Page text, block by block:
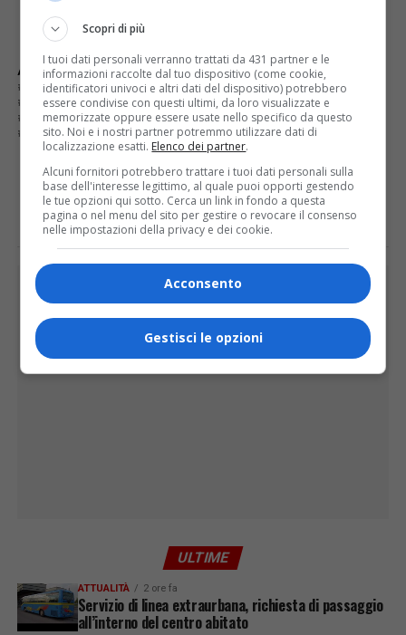
ARGOMENTI CORRELATI:
ALPIN E PUETI DLA VALL
CELEBRAZIONI PATRONALI
CIVICO
COMITATO PRO CHIESA CUCCO
CORO ALPIN DAL ROSA
GRUPPO ALPINI DI VARALLO
SANTA BARBARA AL CUCCO
VARALLO
E TU COSA NE PENSI?
PUBBLICITÀ
ULTIME
ATTUALITÀ 2 ore fa
Servizio di linea extraurbana, richiesta di passaggio
all’interno del centro abitato
Scopri di più
I tuoi dati personali verranno trattati da 431 partner e le
informazioni raccolte dal tuo dispositivo (come cookie,
identificatori univoci e altri dati del dispositivo) potrebbero
essere condivise con questi ultimi, da loro visualizzate e
memorizzate oppure essere usate nello specifico da questo
sito. Noi e i nostri partner potremmo utilizzare dati di
localizzazione esatti. Elenco dei partner.
Alcuni fornitori potrebbero trattare i tuoi dati personali sulla
base dell'interesse legittimo, al quale puoi opporti gestendo
le tue opzioni qui sotto. Cerca un link in fondo a questa
pagina o nel menu del sito per gestire o revocare il consenso
nelle impostazioni della privacy e dei cookie.
Acconsento
Gestisci le opzioni